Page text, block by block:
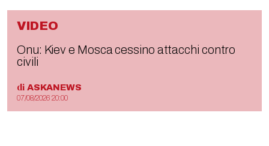
VIDEO
Onu: Kiev e Mosca cessino attacchi contro
civili
di ASKANEWS
07/08/2026 20:00